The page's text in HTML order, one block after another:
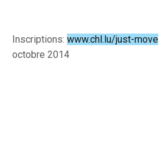
Inscriptions: www.chl.lu/just-move
octobre 2014